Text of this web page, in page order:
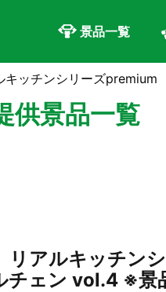
景品一覧
キッチンシリーズ
供景品一覧
リアルキッチ
チェン vol.4 ※景